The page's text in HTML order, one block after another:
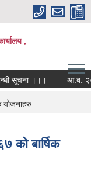
,
सूचना ।।। आ.ब.
योजनाहरु
को बार्षिक